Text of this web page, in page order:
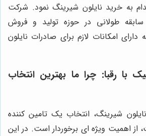
به خرید نایلون شیرینگ نمود. شرکت
سابقه طولانی در حوزه تولید و فروش
امکانات لازم برای صادرات نایلون
با رقبا: چرا ما بهترین انتخاب
نایلون شیرینگ، انتخاب یک تامین کننده
از اهمیت ویژه ای برخوردار است. در این